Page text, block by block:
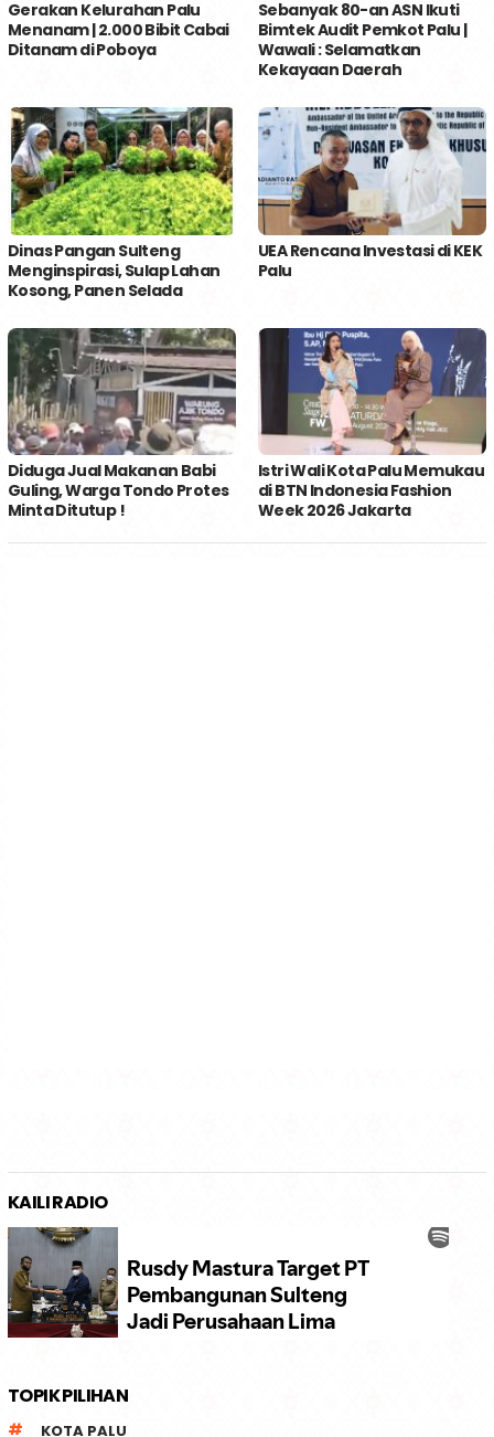
Gerakan Kelurahan Palu
Menanam | 2.000 Bibit Cabai
Ditanam di Poboya
Sebanyak 80-an ASN Ikuti
Bimtek Audit Pemkot Palu |
Wawali : Selamatkan
Kekayaan Daerah
Dinas Pangan Sulteng
Menginspirasi, Sulap Lahan
Kosong, Panen Selada
UEA Rencana Investasi di KEK
Palu
Diduga Jual Makanan Babi
Guling, Warga Tondo Protes
Minta Ditutup !
Istri Wali Kota Palu Memukau
di BTN Indonesia Fashion
Week 2026 Jakarta
KAILI RADIO
TOPIK PILIHAN
KOTA PALU